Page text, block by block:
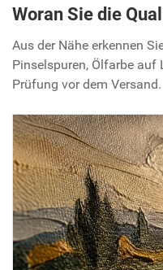
Woran Sie die
Aus der Nähe erkennen
Pinselspuren, Ölfarbe
Prüfung vor dem Versand.